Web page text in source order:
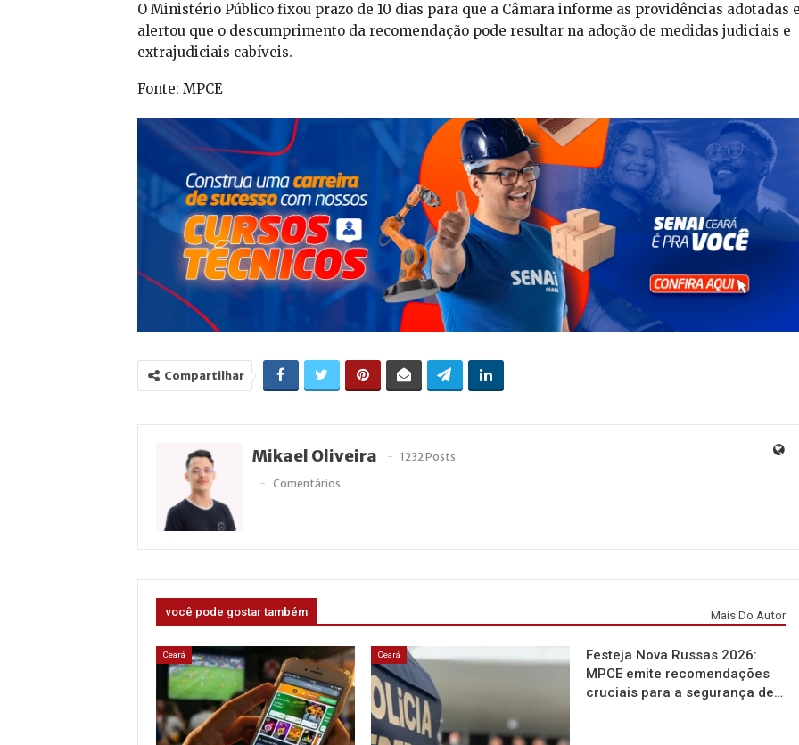
O Ministério Público fixou prazo de 10 dias para que a Câmara informe as providências adotadas
alertou que o descumprimento da recomendação pode resultar na adoção de medidas judiciais e
extrajudiciais cabíveis.
Fonte: MPCE
Compartilhar
Mikael Oliveira
1232 Posts
Comentários
você pode gostar também Mais Do Autor
Ceará Ceará
Festeja Nova Russas 2026:
MPCE emite recomendações
cruciais para a segurança de…